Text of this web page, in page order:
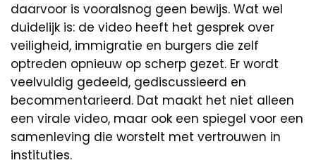
daarvoor is vooralsnog geen bewijs. Wat wel
duidelijk is: de video heeft het gesprek over
veiligheid, immigratie en burgers die zelf
optreden opnieuw op scherp gezet. Er wordt
veelvuldig gedeeld, gediscussieerd en
becommentarieerd. Dat maakt het niet alleen
een virale video, maar ook een spiegel voor een
samenleving die worstelt met vertrouwen in
instituties.